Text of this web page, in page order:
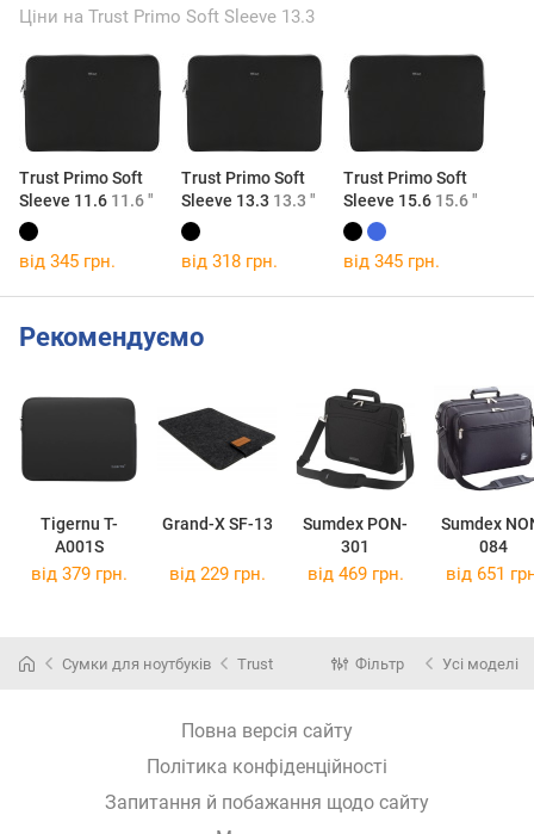
Ціни на Trust Primo Soft Sleeve 13.3
Trust Primo Soft
Sleeve 11.6 11.6 "
Trust Primo Soft
Sleeve 13.3 13.3 "
Trust Primo Soft
Sleeve 15.6 15.6 "
від 345 грн. від 318 грн. від 345 грн.
Рекомендуємо
Tigernu T-
A001S
Grand-X SF-13
Sumdex PON-
301
Sumdex
084
від 379 грн. від 229 грн. від 469 грн. від 651
Сумки для ноутбуків Trust Фільтр Усі моделі
Повна версія сайту
Політика конфіденційності
Запитання й побажання щодо сайту